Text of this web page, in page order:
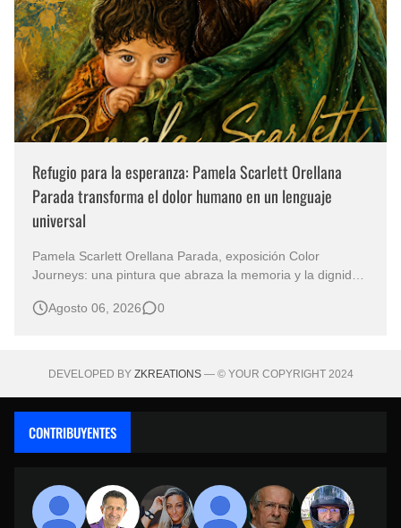
Refugio para la esperanza: Pamela Scarlett Orellana
Parada transforma el dolor humano en un lenguaje
universal
Pamela Scarlett Orellana Parada, exposición Color
Journeys: una pintura que abraza la memoria y la dignidad
obras no necesitan levantar la voz para permanecer en la
Agosto 06, 2026 0
DEVELOPED BY ZKREATIONS— © YOUR COPYRIGHT 2024
CONTRIBUYENTES